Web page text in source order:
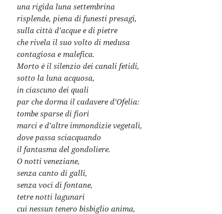
una rigida luna settembrina
risplende, piena di funesti presagi,
sulla città d’acque e di pietre
che rivela il suo volto di medusa
contagiosa e malefica.
Morto è il silenzio dei canali fetidi,
sotto la luna acquosa,
in ciascuno dei quali
par che dorma il cadavere d’Ofelia:
tombe sparse di fiori
marci e d’altre immondizie vegetali,
dove passa sciacquando
il fantasma del gondoliere.
O notti veneziane,
senza canto di galli,
senza voci di fontane,
tetre notti lagunari
cui nessun tenero bisbiglio anima,